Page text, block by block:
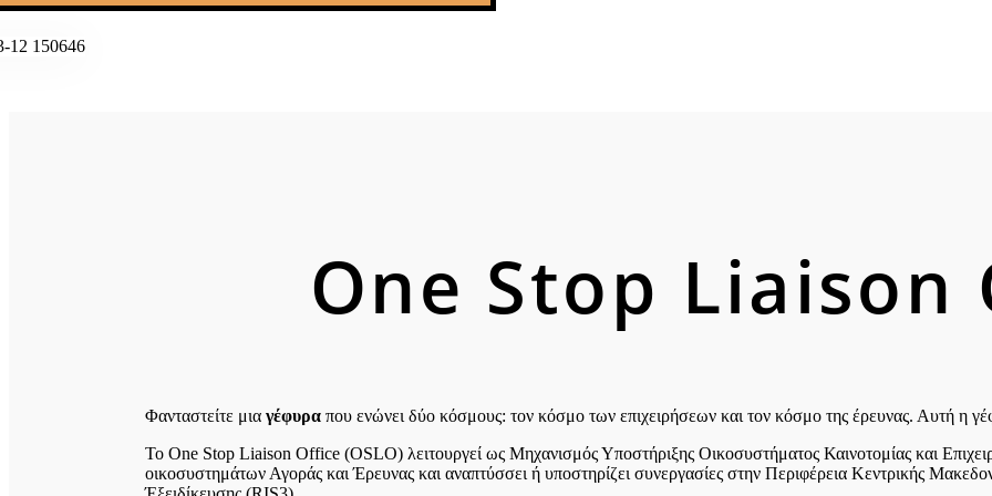
One Stop Liaison
Φανταστείτε μια γέφυρα που ενώνει δύο κόσμους: τον κόσμο των επιχειρήσεων και τον κόσμο της έρευνας. Αυτή η
Το One Stop Liaison Office (OSLO) λειτουργεί ως Μηχανισμός Υποστήριξης Οικοσυστήματος Καινοτομίας και
οικοσυστημάτων Αγοράς και Έρευνας και αναπτύσσει ή υποστηρίζει συνεργασίες στην Περιφέρεια Κεντρικής